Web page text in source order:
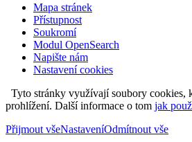
Mapa stránek
Přístupnost
Soukromí
Modul OpenSearch
Napište nám
Nastavení cookies
Tyto stránky využívají soubory cookies,
prohlížení. Další informace o tom jak
Přijmout všeNastaveníOdmítnout vše